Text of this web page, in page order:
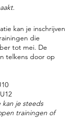
kan je inschrijven
die
tot mei. De
telkens door op
je steeds
trainingen of